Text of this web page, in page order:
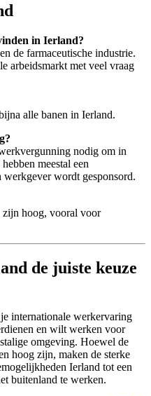
in Ierland?
de farmaceutische industrie.
arbeidsmarkt met veel vraag
alle banen in Ierland.
nodig om in
meestal een
wordt gesponsord.
zijn hoog, vooral voor
de juiste keuze
internationale werkervaring
en wilt werken voor
omgeving. Hoewel de
hoog zijn, maken de sterke
Ierland tot een
buitenland te werken.